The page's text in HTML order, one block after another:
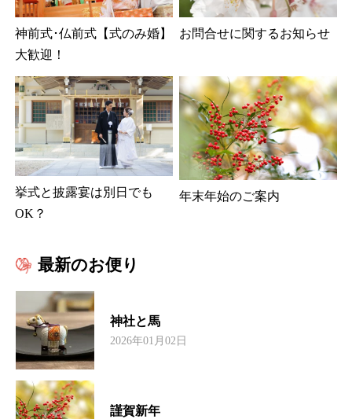
神前式･仏前式【式のみ婚】
大歓迎！
お問合せに関するお知らせ
挙式と披露宴は別日でも
OK？
年末年始のご案内
最新のお便り
神社と馬
2026年01月02日
謹賀新年